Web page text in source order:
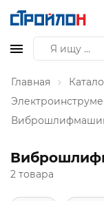
Главная
2 товара